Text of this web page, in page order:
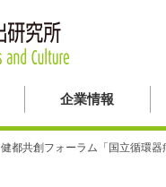
企業情報
健都共創フォーラム「国立循環